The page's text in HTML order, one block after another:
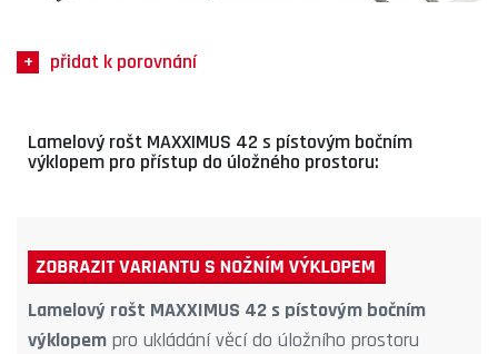
přidat k porovnání
Lamelový rošt MAXXIMUS 42 s pístovým bočním
výklopem pro přístup do úložného prostoru:
Lamelový rošt MAXXIMUS 42 s pístovým bočním
výklopem pro ukládání věcí do úložního prostoru